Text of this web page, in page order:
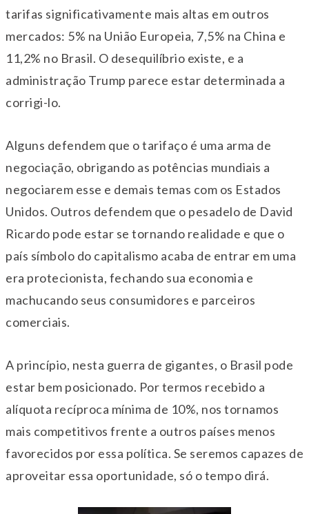
tarifas significativamente mais altas em outros
mercados: 5% na União Europeia, 7,5% na China e
11,2% no Brasil. O desequilíbrio existe, e a
administração Trump parece estar determinada a
corrigi-lo.
Alguns defendem que o tarifaço é uma arma de
negociação, obrigando as potências mundiais a
negociarem esse e demais temas com os Estados
Unidos. Outros defendem que o pesadelo de David
Ricardo pode estar se tornando realidade e que o
país símbolo do capitalismo acaba de entrar em uma
era protecionista, fechando sua economia e
machucando seus consumidores e parceiros
comerciais.
A princípio, nesta guerra de gigantes, o Brasil pode
estar bem posicionado. Por termos recebido a
alíquota recíproca mínima de 10%, nos tornamos
mais competitivos frente a outros países menos
favorecidos por essa política. Se seremos capazes de
aproveitar essa oportunidade, só o tempo dirá.